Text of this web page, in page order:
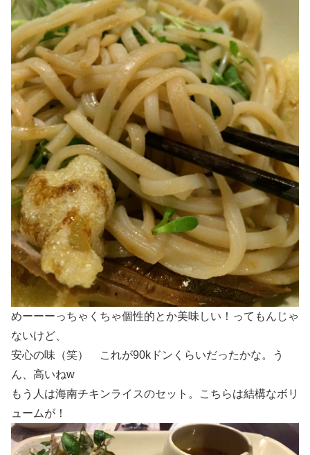
めーーーっちゃくちゃ個性的とか美味しい！ってもんじゃ
ないけど、
安心の味（笑） これが90kドンくらいだったかな。う
ん、高いねw
もう人は海南チキンライスのセット。こちらは結構なボリ
ュームが！